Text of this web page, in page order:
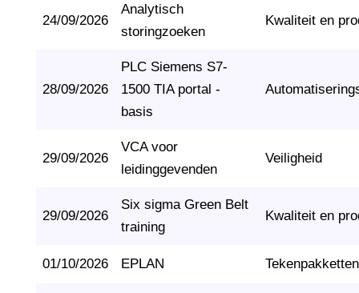
24/09/2026
Analytisch
storingzoeken
Kwaliteit en
28/09/2026
PLC Siemens S7-
1500 TIA portal -
basis
29/09/2026
VCA voor
leidinggevenden
Veiligheid
29/09/2026
Six sigma Green Belt
training
Kwaliteit en
01/10/2026 EPLAN Tekenpakketten